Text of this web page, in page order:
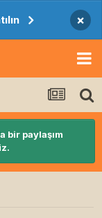
×
bir paylaşım